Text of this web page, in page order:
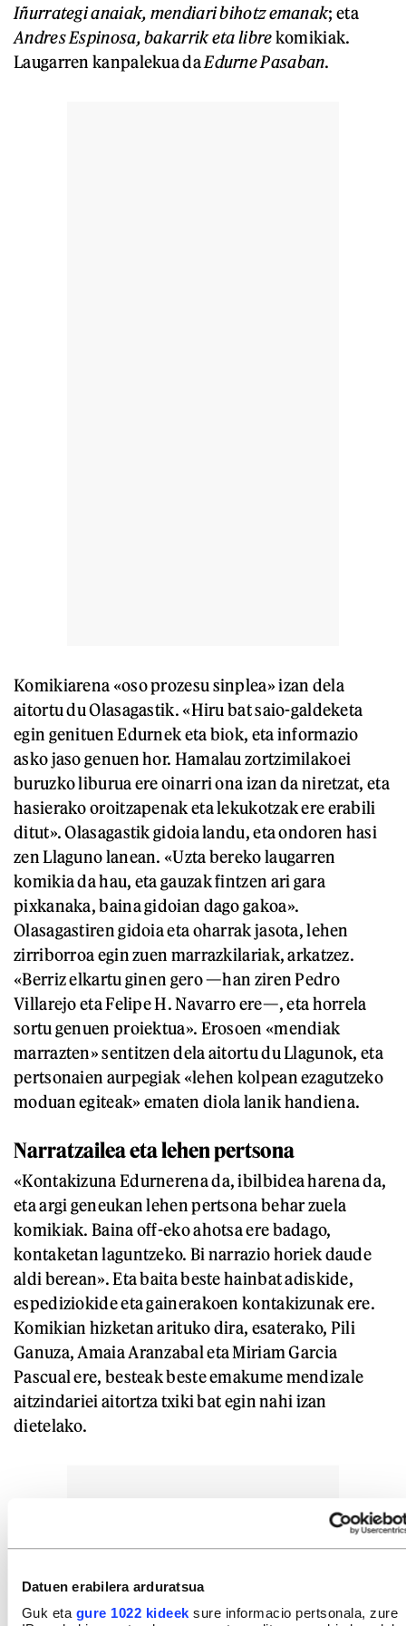
Datuen erabilera arduratsua
Guk eta gure 1022 kideek sure informacio pertsonala, zure
Iñurrategi anaiak, mendiari bihotz emanak; eta
Andres Espinosa, bakarrik eta librekomikiak.
Laugarren kanpalekua daEdurne Pasaban.
Komikiarena «oso prozesu sinplea» izan dela
aitortu du Olasagastik. «Hiru bat saio-galdeketa
egin genituen Edurnek eta biok, eta informazio
asko jaso genuen hor. Hamalau zortzimilakoei
buruzko liburua ere oinarri ona izan da niretzat, eta
hasierako oroitzapenak eta lekukotzak ere erabili
ditut». Olasagastik gidoia landu, eta ondoren hasi
zen Llaguno lanean. «Uzta bereko laugarren
komikia da hau, eta gauzak fintzen ari gara
pixkanaka, baina gidoian dago gakoa».
Olasagastiren gidoia eta oharrak jasota, lehen
zirriborroa egin zuen marrazkilariak, arkatzez.
«Berriz elkartu ginen gero —han ziren Pedro
Villarejo eta Felipe H. Navarro ere—, eta horrela
sortu genuen proiektua». Erosoen «mendiak
marrazten» sentitzen dela aitortu du Llagunok, eta
pertsonaien aurpegiak «lehen kolpean ezagutzeko
moduan egiteak» ematen diola lanik handiena.
Narratzailea eta lehen pertsona
«Kontakizuna Edurnerena da, ibilbidea harena da,
eta argi geneukan lehen pertsona behar zuela
komikiak. Baina off-eko ahotsa ere badago,
kontaketan laguntzeko. Bi narrazio horiek daude
aldi berean». Eta baita beste hainbat adiskide,
espediziokide eta gainerakoen kontakizunak ere.
Komikian hizketan arituko dira, esaterako, Pili
Ganuza, Amaia Aranzabal eta Miriam Garcia
Pascual ere, besteak beste emakume mendizale
aitzindariei aitortza txiki bat egin nahi izan
dietelako.